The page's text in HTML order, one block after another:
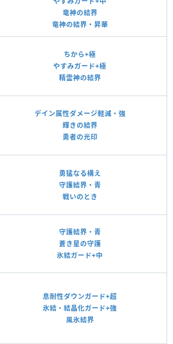
竜神の結界
竜神の結界・昇華
ちから+極
やすみガード+極
精霊神の結界
デイン属性ダメージ軽減・強
輝きの結界
勇者の光印
勇猛なる構え
守護結界・青
戦いのとき
守護結界・青
蒼き星の守護
氷結ガード+中
息耐性ダウンガード+超
氷結・結晶化ガード+強
風氷結界